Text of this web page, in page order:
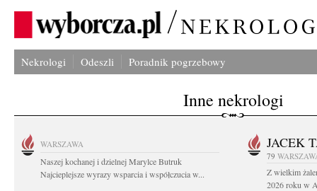
Nekrologi Odeszli Poradnik pogrzebowy
Inne nekrologi
WARSZAWA
Naszej kochanej i dzielnej Marylce Butruk
Najcieplejsze wyrazy wsparcia i współczucia w...
JACEK
79
Z wielkim
2026 roku w